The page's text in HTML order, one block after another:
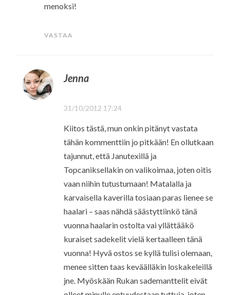
menoksi!
VASTAA
Jenna
31/10/2012 17:24
Kiitos tästä, mun onkin pitänyt vastata
tähän kommenttiin jo pitkään! En ollutkaan
tajunnut, että Janutexillä ja
Topcaniksellakin on valikoimaa, joten oitis
vaan niihin tutustumaan! Matalalla ja
karvaisella kaverilla tosiaan paras lienee se
haalari – saas nähdä säästyttiinkö tänä
vuonna haalarin ostolta vai yllättääkö
kuraiset sadekelit vielä kertaalleen tänä
vuonna! Hyvä ostos se kyllä tulisi olemaan,
menee sitten taas keväälläkin loskakeleillä
jne. Myöskään Rukan sademanttelit eivät